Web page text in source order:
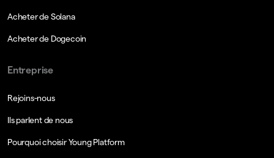
Acheter de Solana
Acheter de Dogecoin
Entreprise
Rejoins-nous
Ils parlent de nous
Pourquoi choisir Young Platform